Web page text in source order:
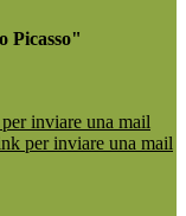
Picasso"
inviare una mail
per inviare una mail